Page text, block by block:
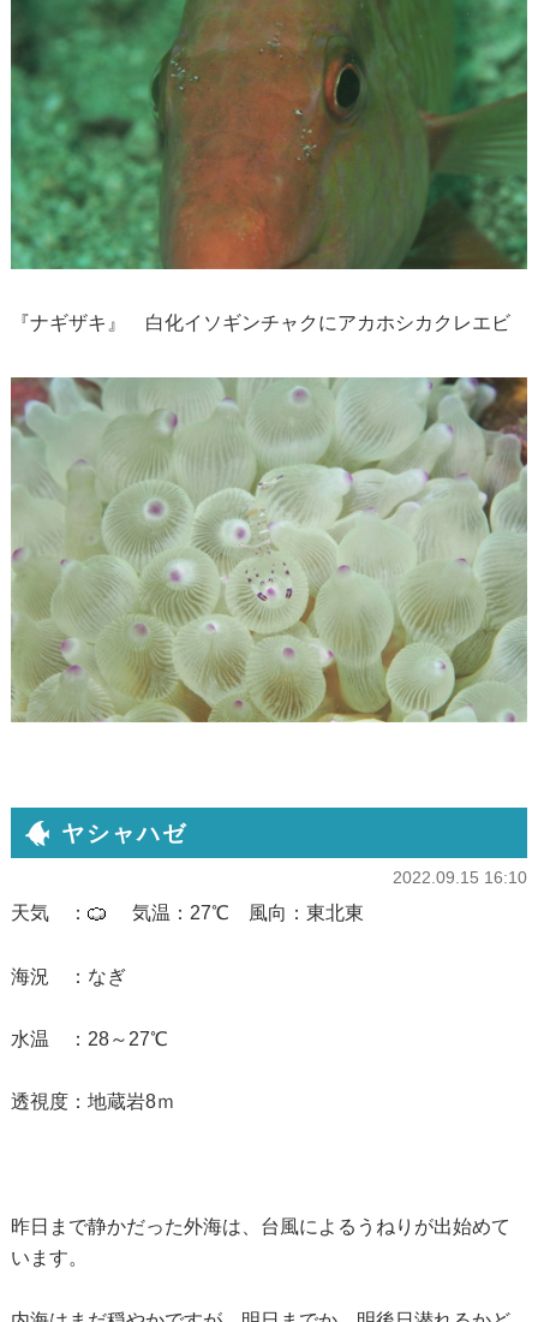
『ナギザキ』 白化イソギンチャクにアカホシカクレエビ
ヤシャハゼ
2022.09.15 16:10
天気 ： 気温：27℃ 風向：東北東
海況 ：なぎ
水温 ：28～27℃
透視度：地蔵岩8ｍ
昨日まで静かだった外海は、台風によるうねりが出始めて
います。